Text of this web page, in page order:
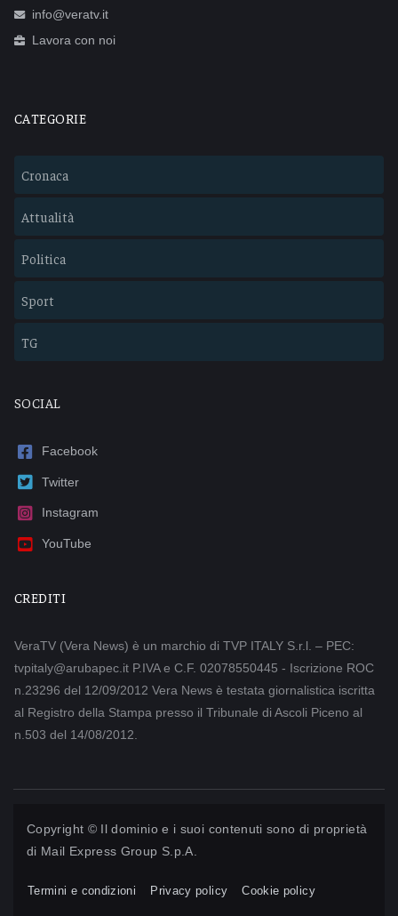
info@veratv.it
Lavora con noi
CATEGORIE
Cronaca
Attualità
Politica
Sport
TG
SOCIAL
Facebook
Twitter
Instagram
YouTube
CREDITI
VeraTV (Vera News) è un marchio di TVP ITALY S.r.l. – PEC:
tvpitaly@arubapec.it P.IVA e C.F. 02078550445 - Iscrizione ROC
n.23296 del 12/09/2012 Vera News è testata giornalistica iscritta
al Registro della Stampa presso il Tribunale di Ascoli Piceno al
n.503 del 14/08/2012.
Copyright © Il dominio e i suoi contenuti sono di proprietà
di Mail Express Group S.p.A.
Termini e condizioni Privacy policy Cookie policy